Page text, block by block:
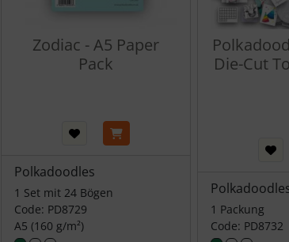
Zodiac - A5 Paper
Pack
Polkadoodles
1 Set mit 24 Bögen
Code: PD8729
A5 (160 g/m²)
Die-Cut
1 Packung
Code: PD8732